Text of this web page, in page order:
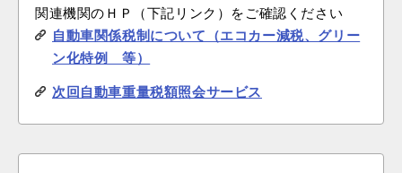
関連機関のＨＰ（下記リンク）をご確認ください
自動車関係税制について（エコカー減税、グリー
ン化特例 等）
次回自動車重量税額照会サービス